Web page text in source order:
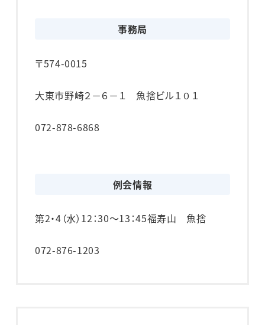
事務局
〒574-0015
大東市野崎２－６－１ 魚捨ビル１０１
072-878-6868
例会情報
第2・4（水） 12：30～13：45福寿山 魚捨
072-876-1203